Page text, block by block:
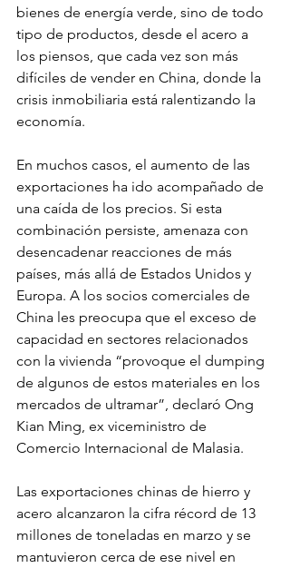
bienes de energía verde, sino de todo
tipo de productos, desde el acero a
los piensos, que cada vez son más
difíciles de vender en China, donde la
crisis inmobiliaria está ralentizando la
economía.
En muchos casos, el aumento de las
exportaciones ha ido acompañado de
una caída de los precios. Si esta
combinación persiste, amenaza con
desencadenar reacciones de más
países, más allá de Estados Unidos y
Europa. A los socios comerciales de
China les preocupa que el exceso de
capacidad en sectores relacionados
con la vivienda “provoque el dumping
de algunos de estos materiales en los
mercados de ultramar”, declaró Ong
Kian Ming, ex viceministro de
Comercio Internacional de Malasia.
Las exportaciones chinas de hierro y
acero alcanzaron la cifra récord de 13
millones de toneladas en marzo y se
mantuvieron cerca de ese nivel en